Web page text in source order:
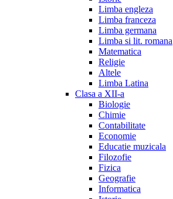
Limba engleza
Limba franceza
Limba germana
Limba si lit. romana
Matematica
Religie
Altele
Limba Latina
Clasa a XII-a
Biologie
Chimie
Contabilitate
Economie
Educatie muzicala
Filozofie
Fizica
Geografie
Informatica